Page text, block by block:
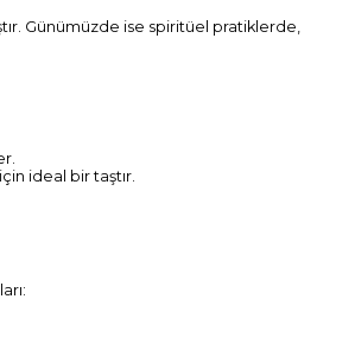
Günümüzde ise spiritüel pratiklerde,
ideal bir taştır.